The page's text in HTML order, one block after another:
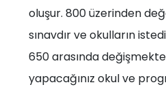
oluşur. 800 üzerinden
sınavdır ve okulların
650 arasında
yapacağınız okul ve